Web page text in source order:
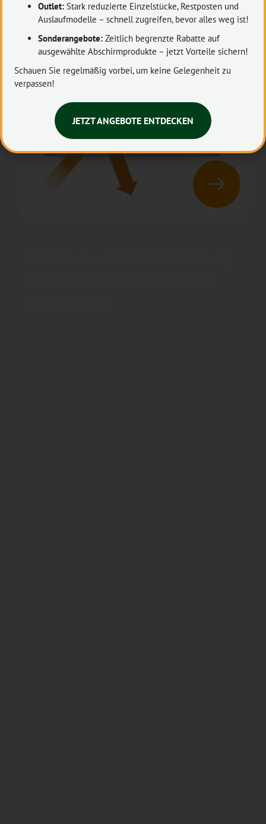
Outlet: Stark reduzierte Einzelstücke, Restposten und
Auslaufmodelle – schnell zugreifen, bevor alles weg ist!
Sonderangebote: Zeitlich begrenzte Rabatte auf
ausgewählte Abschirmprodukte – jetzt Vorteile sichern!
Schauen Sie regelmäßig vorbei, um keine Gelegenheit zu
verpassen!
JETZT ANGEBOTE ENTDECKEN